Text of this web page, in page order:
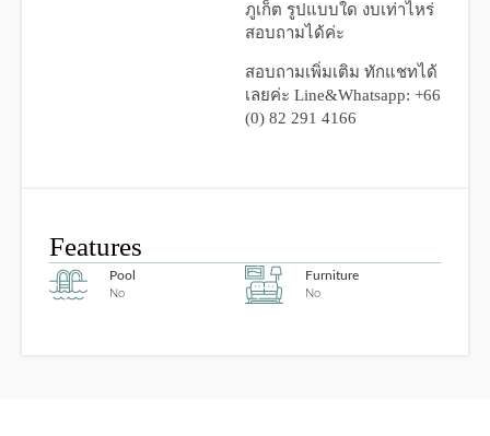
ภูเก็ต รูปแบบใด งบเท่าไหร่
สอบถามได้ค่ะ
สอบถามเพิ่มเติม ทักแชทได้
เลยค่ะ Line&Whatsapp: +66
(0) 82 291 4166
Features
Pool
No
Furniture
No